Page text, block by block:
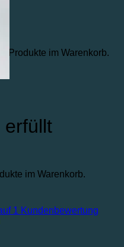
Produkte im Warenkorb.
im Warenkorb.
erfüllt
1 Kundenbewertung